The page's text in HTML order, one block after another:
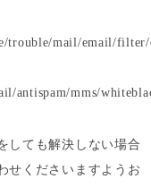
trouble/mail/email/
antispam/mms/
しても解決しない場合
せくださいますようお